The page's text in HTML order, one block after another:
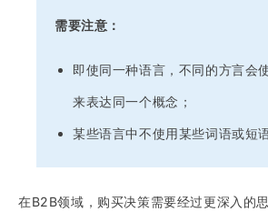
需要注意：
即使同一种语言，不同的方言会
来表达同一个概念；
某些语言中不使用某些词语或短语
在B2B领域，购买决策需要经过更深入的